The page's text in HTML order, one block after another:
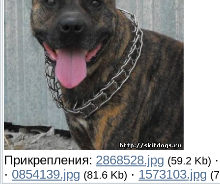
Прикрепления: 2868528.jpg (59.2 Kb)
· 0854139.jpg (81.6 Kb) · 1573103.jpg